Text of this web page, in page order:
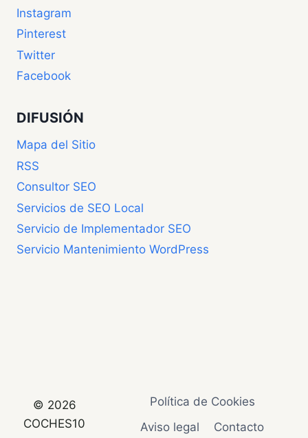
Instagram
Pinterest
Twitter
Facebook
DIFUSIÓN
Mapa del Sitio
RSS
Consultor SEO
Servicios de SEO Local
Servicio de Implementador SEO
Servicio Mantenimiento WordPress
© 2026
COCHES10
Política de Cookies
Aviso legal
Contacto